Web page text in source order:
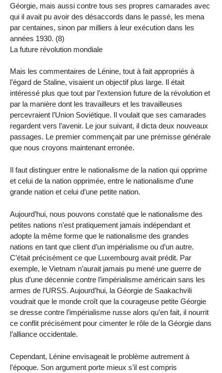
Géorgie, mais aussi contre tous ses propres camarades avec
qui il avait pu avoir des désaccords dans le passé, les mena
par centaines, sinon par milliers à leur exécution dans les
années 1930. (8)
La future révolution mondiale
Mais les commentaires de Lénine, tout à fait appropriés à
l’égard de Staline, visaient un objectif plus large. Il était
intéressé plus que tout par l’extension future de la révolution et
par la manière dont les travailleurs et les travailleuses
percevraient l’Union Soviétique. Il voulait que ses camarades
regardent vers l’avenir. Le jour suivant, il dicta deux nouveaux
passages. Le premier commençait par une prémisse générale
que nous croyons maintenant erronée.
Il faut distinguer entre le nationalisme de la nation qui opprime
et celui de la nation opprimée, entre le nationalisme d’une
grande nation et celui d’une petite nation.
Aujourd’hui, nous pouvons constaté que le nationalisme des
petites nations n’est pratiquement jamais indépendant et
adopte la même forme que le nationalisme des grandes
nations en tant que client d’un impérialisme ou d’un autre.
C’était précisément ce que Luxembourg avait prédit. Par
exemple, le Vietnam n’aurait jamais pu mené une guerre de
plus d’une décennie contre l’impérialisme américain sans les
armes de l’URSS. Aujourd’hui, la Géorgie de Saakachvili
voudrait que le monde croît que la courageuse petite Géorgie
se dresse contre l’impérialisme russe alors qu’en fait, il nourrit
ce conflit précisément pour cimenter le rôle de la Géorgie dans
l’alliance occidentale.
Cependant, Lénine envisageait le problème autrement à
l’époque. Son argument porte mieux s’il est compris